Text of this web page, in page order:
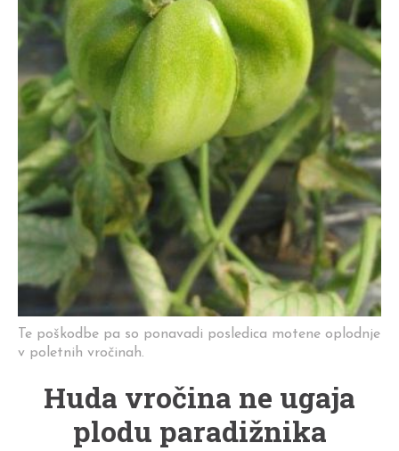
Te poškodbe pa so ponavadi posledica motene oplodnje
v poletnih vročinah.
Huda vročina ne ugaja
plodu paradižnika